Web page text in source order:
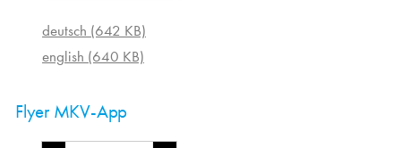
deutsch (642 KB)
english (640 KB)
Flyer MKV-App